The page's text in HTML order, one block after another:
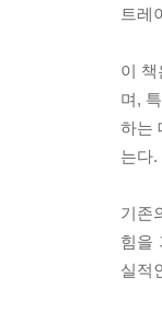
트레
이
며,
하는
는다.
기존
힘을
실적